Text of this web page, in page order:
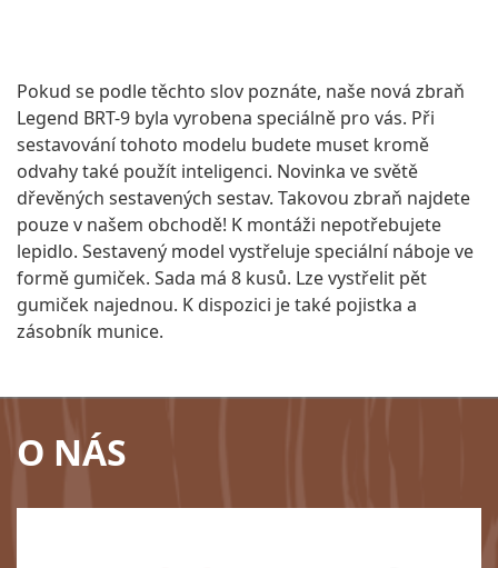
Pokud se podle těchto slov poznáte, naše nová zbraň
Legend BRT-9 byla vyrobena speciálně pro vás. Při
sestavování tohoto modelu budete muset kromě
odvahy také použít inteligenci. Novinka ve světě
dřevěných sestavených sestav. Takovou zbraň najdete
pouze v našem obchodě! K montáži nepotřebujete
lepidlo. Sestavený model vystřeluje speciální náboje ve
formě gumiček. Sada má 8 kusů. Lze vystřelit pět
gumiček najednou. K dispozici je také pojistka a
zásobník munice.
O NÁS